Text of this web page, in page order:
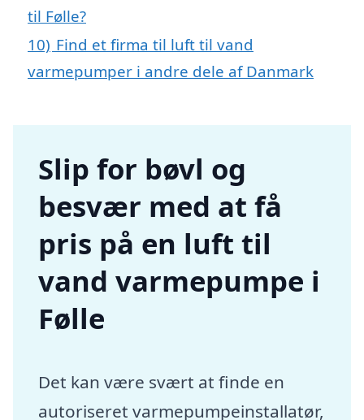
til Følle?
10) Find et firma til luft til vand
varmepumper i andre dele af Danmark
Slip for bøvl og
besvær med at få
pris på en luft til
vand varmepumpe i
Følle
Det kan være svært at finde en
autoriseret varmepumpeinstallatør,